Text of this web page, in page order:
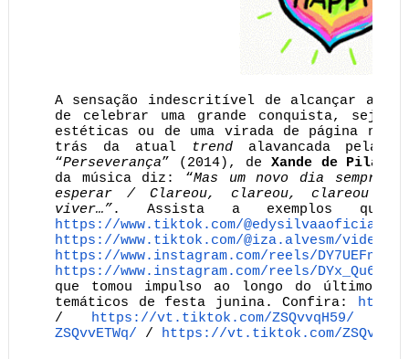
A sensação indescritível de alcançar a
de celebrar uma grande conquista, seja
estéticas ou de uma virada de página na
trás da atual
trendalavancada pela
“Perseverança” (2014), de Xande de Pilares
da música diz: “Mas um novo dia sempre
esperar / Clareou, clareou, clareou /
viver…” . Assista a exemplos que
https://www.tiktok.com/@edysilvaaoficial/
https://www.tiktok.com/@iza. alvesm/video/
https://www.instagram.com/reels/
https://www.instagram.com/reels/
que tomou impulso ao longo do último
temáticos de festa junina. Confira:
/ https://vt.tiktok.com/ZSQvvqH59/
ZSQvvETWq/ / https://vt.tiktok.com/